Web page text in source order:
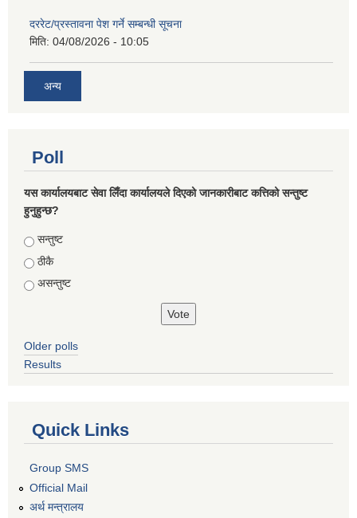
दररेट/प्रस्तावना पेश गर्ने सम्बन्धी सूचना
मिति: 04/08/2026 - 10:05
अन्य
Poll
यस कार्यालयबाट सेवा लिँदा कार्यालयले दिएको जानकारीबाट कत्तिको सन्तुष्ट
हुनुहुन्छ?
Choices
सन्तुष्ट
ठीकै
असन्तुष्ट
Older polls
Results
Quick Links
Group SMS
Official Mail
अर्थ मन्त्रालय